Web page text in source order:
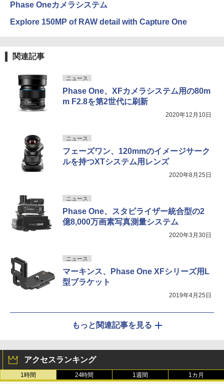
Phase Oneカメラシステム
Explore 150MP of RAW detail with Capture One
関連記事
ニュース
Phase One、XFカメラシステム用の80m
m F2.8を第2世代に刷新
2020年12月10日
ニュース
フェーズワン、120mmのイメージサーク
ルを持つXTシステム用レンズ
2020年8月25日
ニュース
Phase One、スタビライザー統合型の2
億8,000万画素写真測量システム
2020年3月30日
ニュース
マーキンス、Phase One XFシリーズ用L
型ブラケット
2019年4月25日
もっと関連記事を見る
アクセスランキング
1時間 24時間 1週間 1カ月